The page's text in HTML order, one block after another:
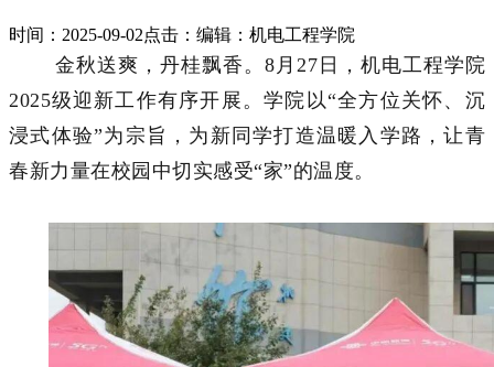
时间：2025-09-02点击： 编辑：机电工程学院
金秋送爽，丹桂飘香。 8 月 27 日，机电工程学院
2025级迎新工作有序开展。学院以“全方位关怀、沉
浸式体验”为宗旨，为新同学打造温暖入学路，让青
春新力量在校园中切实感受“家”的温度。